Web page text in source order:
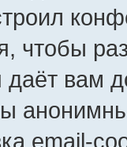
чтобы
даёт вам
email-